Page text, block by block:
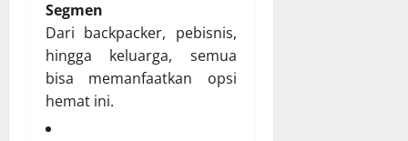
Segmen
Dari backpacker, pebisnis,
hingga keluarga, semua
bisa memanfaatkan opsi
hemat ini.